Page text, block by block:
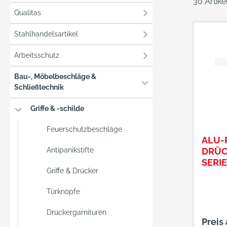
Qualitas
Stahlhandelsartikel
Arbeitsschutz
Bau-, Möbelbeschläge &
Schließtechnik
Griffe & -schilde
Feuerschutzbeschläge
Antipanikstifte
Griffe & Drücker
Türknöpfe
Drückergarnituren
ALU-
SERIE
Preis